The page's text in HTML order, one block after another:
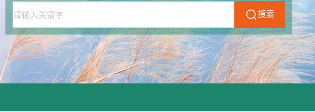
搜索